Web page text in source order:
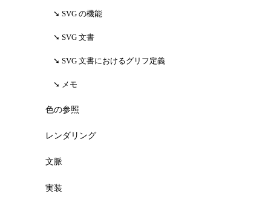
SVG の機能
SVG 文書
SVG 文書におけるグリフ定義
メモ
色の参照
レンダリング
文脈
実装